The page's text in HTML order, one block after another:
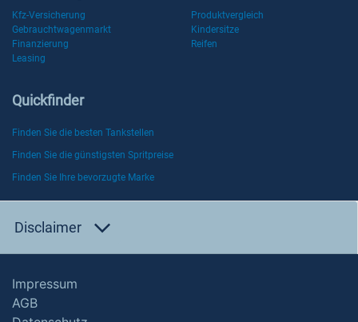
Kfz-Versicherung
Produktvergleich
Gebrauchtwagenmarkt
Kindersitze
Finanzierung
Reifen
Leasing
Quickfinder
Finden Sie die besten Tankstellen
Finden Sie die günstigsten Spritpreise
Finden Sie Ihre bevorzugte Marke
Disclaimer
Impressum
AGB